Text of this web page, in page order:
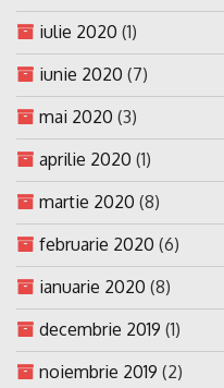
iulie 2020 (1)
iunie 2020 (7)
mai 2020 (3)
aprilie 2020 (1)
martie 2020 (8)
februarie 2020 (6)
ianuarie 2020 (8)
decembrie 2019 (1)
noiembrie 2019 (2)